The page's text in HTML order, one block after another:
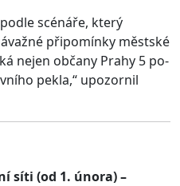
scénáře, který
připomínky městské
nejen občany Prahy 5 po­
pekla,“ upozornil
síti (od 1. února) –